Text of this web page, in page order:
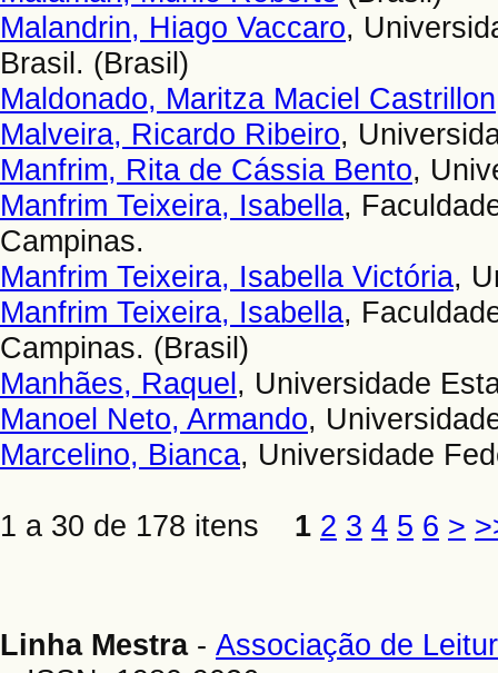
Malandrin, Hiago Vaccaro,
Brasil. (Brasil)
Maldonado, Maritza Maciel Castrillon
Malveira, Ricardo Ribeiro,
Manfrim, Rita de Cássia Bento,
Manfrim Teixeira, Isabella,
Campinas.
Manfrim Teixeira, Isabella Victória,
Manfrim Teixeira, Isabella,
Campinas. (Brasil)
Manhães, Raquel, Universidade
Manoel Neto, Armando,
Marcelino, Bianca, Universidade
1 a 30 de 178 itens 1 2 3 4 5 6 >
Linha Mestra - Associação de